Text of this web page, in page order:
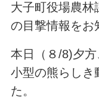
大子町役場農林
の目撃情報をお
本日（８/8)夕方
小型の熊らしき
た。